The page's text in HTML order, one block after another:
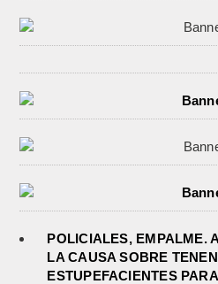
POLICIALES, EMPALME.
LA CAUSA SOBRE
ESTUPEFACIENTES